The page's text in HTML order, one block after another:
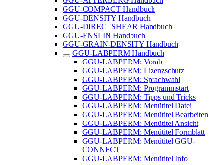
GGU-COMPACT Handbuch
GGU-DENSITY Handbuch
GGU-DIRECTSHEAR Handbuch
GGU-ENSLIN Handbuch
GGU-GRAIN-DENSITY Handbuch
GGU-LABPERM Handbuch
GGU-LABPERM: Vorab
GGU-LABPERM: Lizenzschutz
GGU-LABPERM: Sprachwahl
GGU-LABPERM: Programmstart
GGU-LABPERM: Tipps und Tricks
GGU-LABPERM: Menütitel Datei
GGU-LABPERM: Menütitel Bearbeiten
GGU-LABPERM: Menütitel Ansicht
GGU-LABPERM: Menütitel Formblatt
GGU-LABPERM: Menütitel GGU-
CONNECT
GGU-LABPERM: Menütitel Info